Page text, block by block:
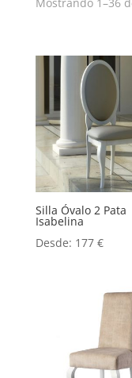
Silla Óvalo 2 Pata
Isabelina
Desde: 177 €